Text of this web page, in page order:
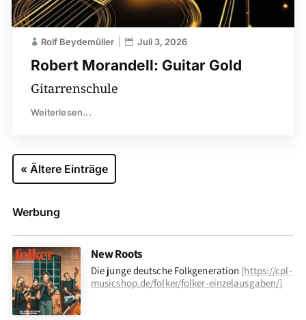
Robert Morandell: Guitar Gold
Rolf Beydemüller Juli 3, 2026
Gitarrenschule
Weiterlesen...
« Ältere Einträge
Werbung
New Roots
Die junge deutsche Folkgeneration [https://cpl-
musicshop.de/folker/folker-einzelausgaben/]